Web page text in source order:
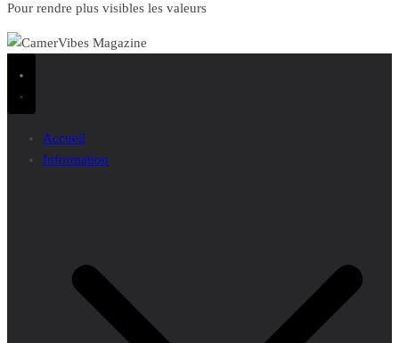
Pour rendre plus visibles les valeurs
Accueil
Information